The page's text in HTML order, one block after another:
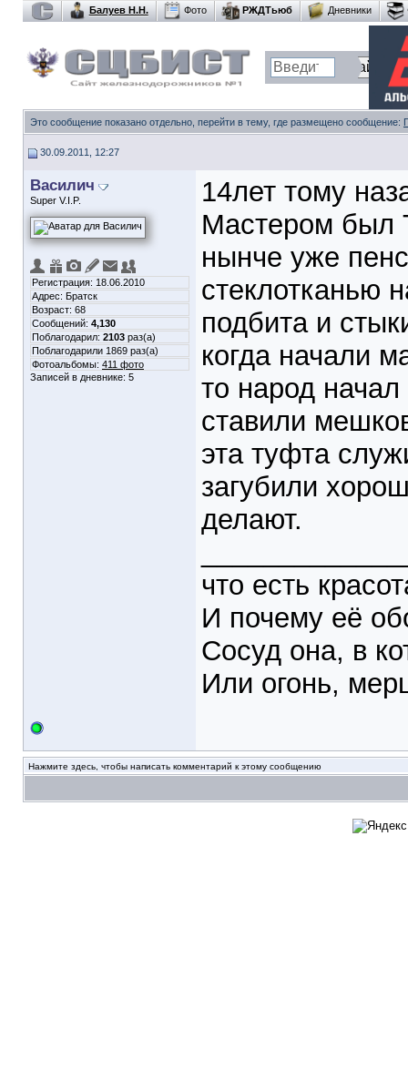
Балуев Н.Н. Фото РЖДТьюб Дневники
Это сообщение показано отдельно, перейти в тему, где размещено сообщение:
30.09.2011, 12:27
Василич
Super V.I.P.
Регистрация: 18.06.2010
Адрес: Братск
Возраст: 68
Сообщений: 4,130
Поблагодарил: 2103 раз(а)
Поблагодарили 1869 раз(а)
Фотоальбомы: 411 фото
Записей в дневнике: 5
14лет тому
Мастером был
нынче уже
стеклотканью
подбита и
когда начали
то народ начал
ставили
эта туфта
загубили
делают.
что есть
И почему её
Сосуд она, в
Или огонь,
Нажмите здесь, чтобы написать комментарий к этому сообщению